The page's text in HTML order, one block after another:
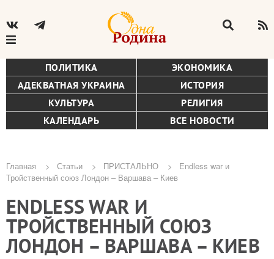
ПОЛИТИКА
ЭКОНОМИКА
АДЕКВАТНАЯ УКРАИНА
ИСТОРИЯ
КУЛЬТУРА
РЕЛИГИЯ
КАЛЕНДАРЬ
ВСЕ НОВОСТИ
Строка
навигации
Главная Статьи ПРИСТАЛЬНО
Endless war и
Тройственный союз Лондон – Варшава – Киев
ENDLESS WAR И
ТРОЙСТВЕННЫЙ СОЮЗ
ЛОНДОН – ВАРШАВА – КИЕВ